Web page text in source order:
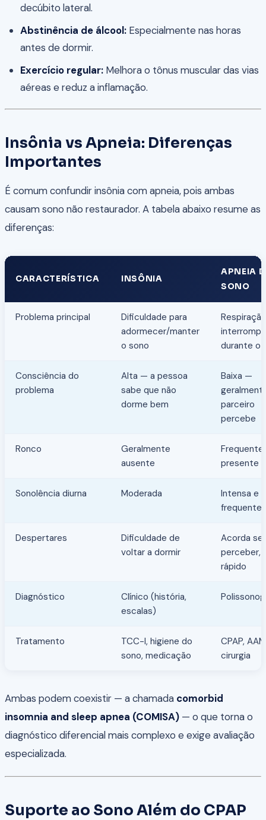
decúbito lateral.
Abstinência de álcool:Especialmente nas horas
antes de dormir.
Exercício regular:Melhora o tônus muscular das vias
aéreas e reduz a inflamação.
Insônia vs Apneia: Diferenças
Importantes
É comum confundir insônia com apneia, pois ambas
causam sono não restaurador. A tabela abaixo resume as
diferenças:
CARACTERÍSTICA INSÔNIA
APNEIA
SONO
Problema principal
Dificuldade para
adormecer/manter
o sono
Respiração
durante o
Consciência do
problema
Alta — a pessoa
sabe que não
dorme bem
Baixa —
parceiro
percebe
Ronco
Geralmente
ausente
presente
Sonolência diurna Moderada
Intensa e
frequente
Despertares
Dificuldade de
voltar a dormir
Acorda
perceber,
rápido
Diagnóstico
Clínico (história,
escalas)
Tratamento
TCC-I, higiene do
sono, medicação
CPAP,
cirurgia
Ambas podem coexistir — a chamada comorbid
insomnia and sleep apnea (COMISA) — o que torna o
diagnóstico diferencial mais complexo e exige avaliação
especializada.
Suporte ao Sono Além do CPAP